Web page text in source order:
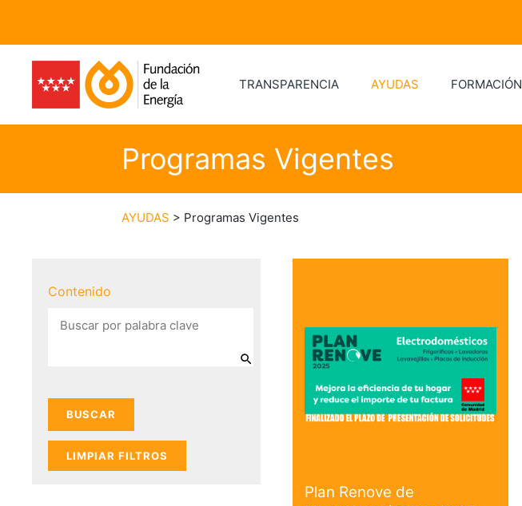
TRANSPARENCIA AYUDAS FORMACIÓN
Programas Vigentes
AYUDAS > Programas Vigentes
Contenido
LIMPIAR FILTROS
Plan Renove de